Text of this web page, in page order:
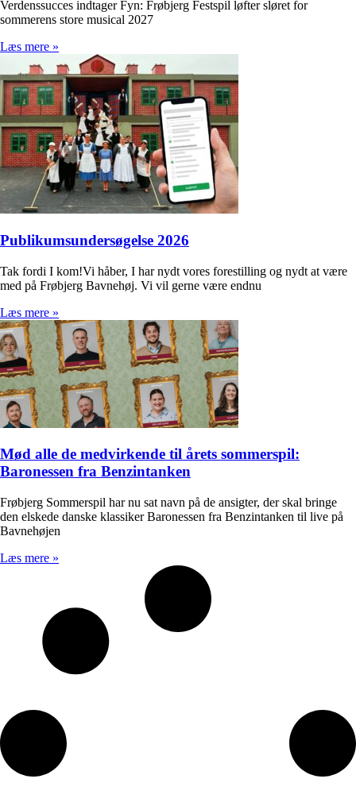
Verdenssucces indtager Fyn: Frøbjerg Festspil løfter sløret for
sommerens store musical 2027
Læs mere »
Publikumsundersøgelse 2026
Tak fordi I kom!Vi håber, I har nydt vores forestilling og nydt at være
med på Frøbjerg Bavnehøj. Vi vil gerne være endnu
Læs mere »
Mød alle de medvirkende til årets sommerspil:
Baronessen fra Benzintanken
Frøbjerg Sommerspil har nu sat navn på de ansigter, der skal bringe
den elskede danske klassiker Baronessen fra Benzintanken til live på
Bavnehøjen
Læs mere »